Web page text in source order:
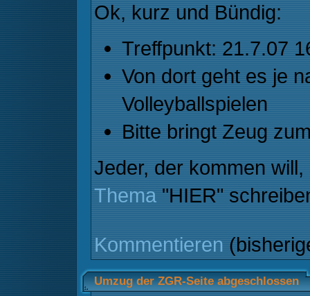
Ok, kurz und Bündig:
Treffpunkt: 21.7.07
Von dort geht es je
Volleyballspielen
Bitte bringt Zeug
Jeder, der kommen
Thema "HIER"
Kommentieren
Umzug der ZGR-Seite abgeschlossen